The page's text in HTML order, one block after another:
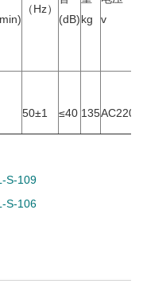
min)
（Hz）
(dB)kg
v
50±1 ≤40 135
S-109
S-106